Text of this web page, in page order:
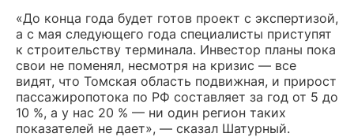
«До конца года будет готов проект с экспертизой,
а с мая следующего года специалисты приступят
к строительству терминала. Инвестор планы пока
свои не поменял, несмотря на кризис — все
видят, что Томская область подвижная, и прирост
пассажиропотока по РФ составляет за год от 5 до
10 %, а у нас 20 % — ни один регион таких
показателей не дает», — сказал Шатурный.